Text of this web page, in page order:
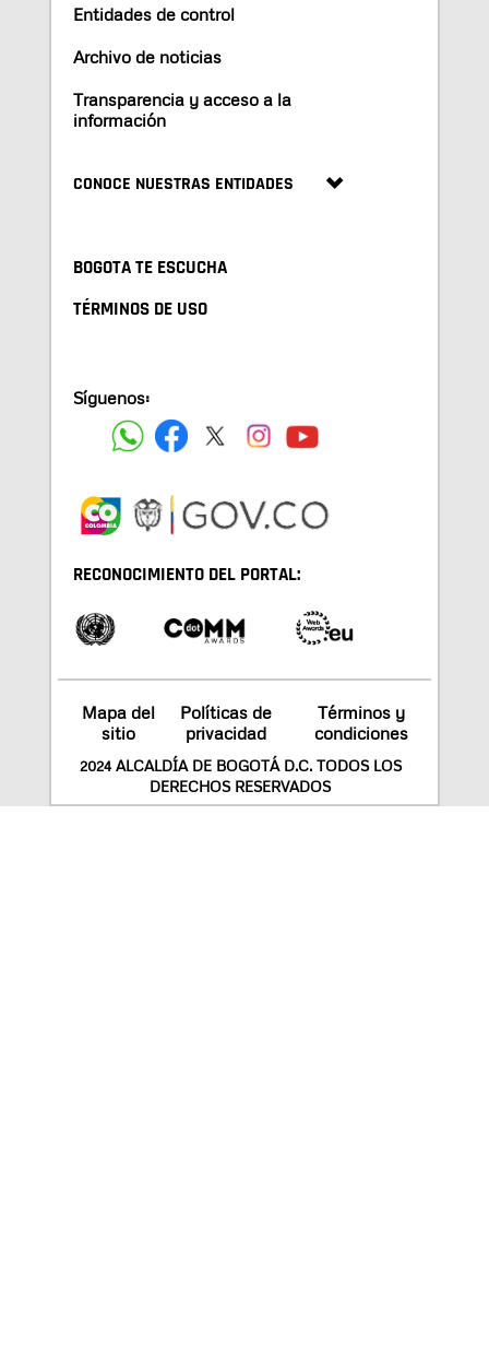
Entidades de control
Archivo de noticias
Transparencia y acceso a la
información
CONOCE NUESTRAS ENTIDADES
BOGOTA TE ESCUCHA
TÉRMINOS DE USO
Síguenos:
RECONOCIMIENTO DEL PORTAL:
Mapa del
sitio
Políticas de
privacidad
Términos y
condiciones
2024 ALCALDÍA DE BOGOTÁ D.C. TODOS LOS
DERECHOS RESERVADOS